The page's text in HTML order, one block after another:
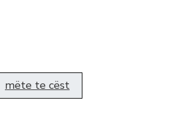
mëte te cëst